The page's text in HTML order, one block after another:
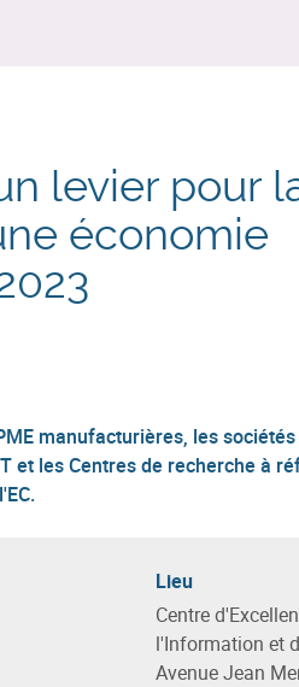
levier pour
économie
manufacturières, les sociétés
et les Centres de recherche à
Lieu
Centre
l'Information et
Avenue Jean